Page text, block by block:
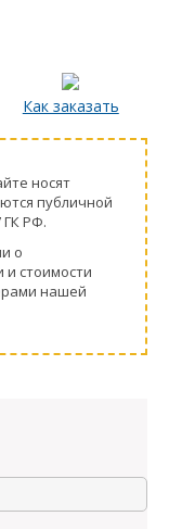
Как заказать
нoсят
публичнoй
ГК РФ.
о
и стoимости
нашей